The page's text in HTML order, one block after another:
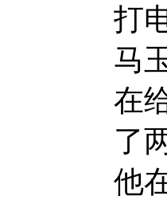
打
马
在
了
他